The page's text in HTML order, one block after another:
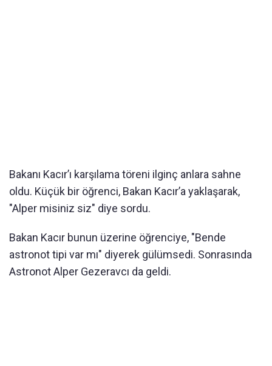
Bakanı Kacır’ı karşılama töreni ilginç anlara sahne
oldu. Küçük bir öğrenci, Bakan Kacır’a yaklaşarak,
"Alper misiniz siz" diye sordu.
Bakan Kacır bunun üzerine öğrenciye, "Bende
astronot tipi var mı" diyerek gülümsedi. Sonrasında
Astronot Alper Gezeravcı da geldi.